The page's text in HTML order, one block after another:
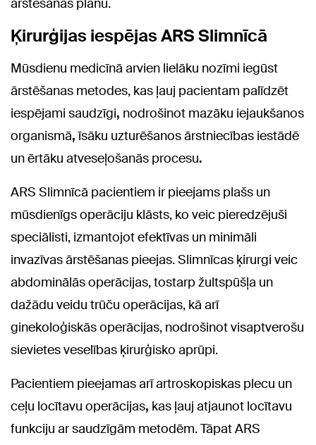
ārstēšanas plānu.
Ķirurģijas iespējas ARS Slimnīcā
Mūsdienu medicīnā arvien lielāku nozīmi iegūst
ārstēšanas metodes, kas ļauj pacientam palīdzēt
iespējami saudzīgi, nodrošinot mazāku iejaukšanos
organismā,īsāku uzturēšanos ārstniecības iestādē
unērtāku atveseļošanās procesu.
ARS Slimnīcā pacientiem ir pieejams plašs un
mūsdienīgs operāciju klāsts, ko veic pieredzējuši
speciālisti, izmantojot efektīvas un minimāli
invazīvas ārstēšanas pieejas. Slimnīcas ķirurgi veic
abdominālās operācijas, tostarp žultspūšļa un
dažādu veidu trūču operācijas, kā arī
ginekoloģiskās operācijas, nodrošinot visaptverošu
sievietes veselības ķirurģisko aprūpi.
Pacientiem pieejamas arī artroskopiskas plecu un
ceļu locītavu operācijas, kas ļauj atjaunot locītavu
funkciju ar saudzīgām metodēm. Tāpat ARS